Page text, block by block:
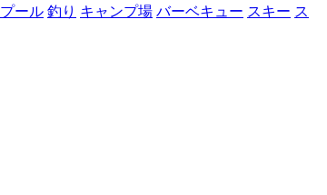
プール 釣り キャンプ場 バーベキュー スキー ス